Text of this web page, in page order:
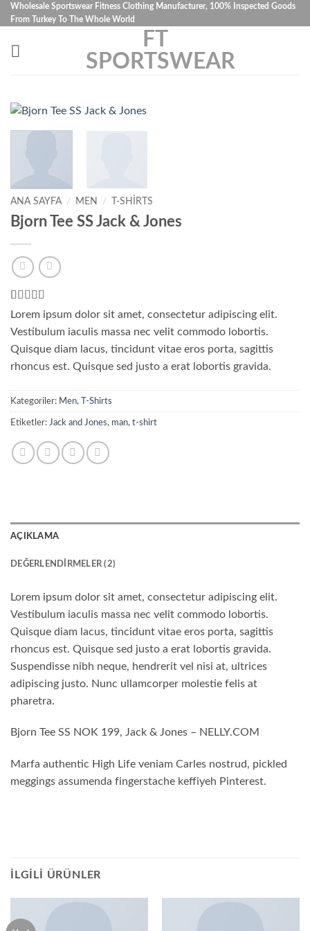
İçeriğe
atla
Wholesale Sportswear Fitness Clothing Manufacturer, 100% Inspected Goods
From Turkey To The Whole World
FT
SPORTSWEAR
ANA SAYFA / MEN / T-SHIRTS
Bjorn Tee SS Jack & Jones
2müşteri
dayanarak
5
üzerinden
3.5puan
Lorem ipsum dolor sit amet, consectetur adipiscing elit.
Vestibulum iaculis massa nec velit commodo lobortis.
Quisque diam lacus, tincidunt vitae eros porta, sagittis
rhoncus est. Quisque sed justo a erat lobortis gravida.
Kategoriler: Men, T-Shirts
Etiketler: Jack and Jones, man, t-shirt
AÇIKLAMA
DEĞERLENDIRMELER (2)
Lorem ipsum dolor sit amet, consectetur adipiscing elit.
Vestibulum iaculis massa nec velit commodo lobortis.
Quisque diam lacus, tincidunt vitae eros porta, sagittis
rhoncus est. Quisque sed justo a erat lobortis gravida.
Suspendisse nibh neque, hendrerit vel nisi at, ultrices
adipiscing justo. Nunc ullamcorper molestie felis at
pharetra.
Bjorn Tee SS NOK 199, Jack & Jones – NELLY.COM
Marfa authentic High Life veniam Carles nostrud, pickled
meggings assumenda fingerstache keffiyeh Pinterest.
İLGILI ÜRÜNLER